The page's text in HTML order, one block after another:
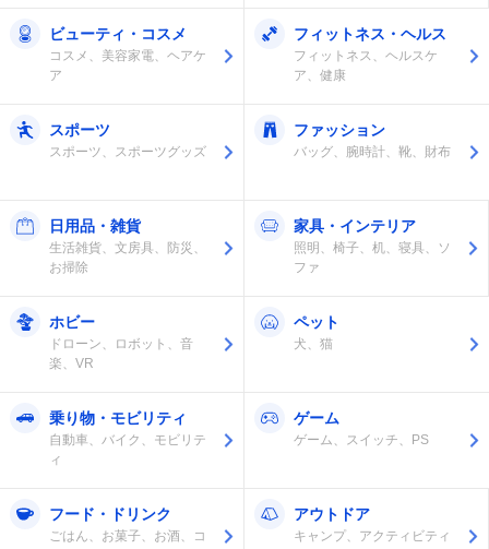
ビューティ・コスメ
コスメ、美容家電、ヘアケ
ア
フィットネス・ヘルス
フィットネス、ヘルスケ
ア、健康
スポーツ
スポーツ、スポーツグッズ
ファッション
バッグ、腕時計、靴、財布
日用品・雑貨
生活雑貨、文房具、防災、
お掃除
家具・インテリア
照明、椅子、机、寝具、ソ
ファ
ホビー
ドローン、ロボット、音
楽、VR
ペット
犬、猫
乗り物・モビリティ
自動車、バイク、モビリテ
ィ
ゲーム
ゲーム、スイッチ、PS
フード・ドリンク
ごはん、お菓子、お酒、コ
アウトドア
キャンプ、アクティビティ